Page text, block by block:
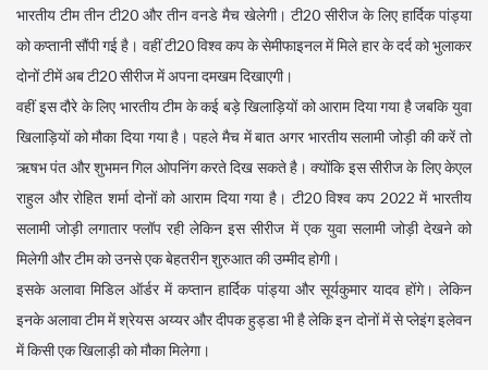
भारतीय टीम तीन टी20 और तीन वनडे मैच खेलेगी। टी20 सीरीज के लिए हार्दिक पांड्या
को कप्तानी सौंपी गई है। वहीं टी20 विश्व कप के सेमीफाइनल में मिले हार के दर्द को भुलाकर
दोनों टीमें अब टी20 सीरीज में अपना दमखम दिखाएगी।
वहीं इस दौरे के लिए भारतीय टीम के कई बड़े खिलाड़ियों को आराम दिया गया है जबकि युवा
खिलाड़ियों को मौका दिया गया है। पहले मैच में बात अगर भारतीय सलामी जोड़ी की करें तो
ऋषभ पंत और शुभमन गिल ओपनिंग करते दिख सकते है। क्योंकि इस सीरीज के लिए केएल
राहुल और रोहित शर्मा दोनों को आराम दिया गया है। टी20 विश्व कप 2022 में भारतीय
सलामी जोड़ी लगातार फ्लॉप रही लेकिन इस सीरीज में एक युवा सलामी जोड़ी देखने को
मिलेगी और टीम को उनसे एक बेहतरीन शुरुआत की उम्मीद होगी।
इसके अलावा मिडिल ऑर्डर में कप्तान हार्दिक पांड्या और सूर्यकुमार यादव होंगे। लेकिन
इनके अलावा टीम में श्रेयस अय्यर और दीपक हुड्डा भी है लेकि इन दोनों में से प्लेइंग इलेवन
में किसी एक खिलाड़ी को मौका मिलेगा।